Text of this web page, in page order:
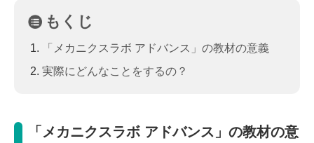
もくじ
「メカニクスラボ アドバンス」の教材の意義
実際にどんなことをするの？
「メカニクスラボ アドバンス」の教材の意